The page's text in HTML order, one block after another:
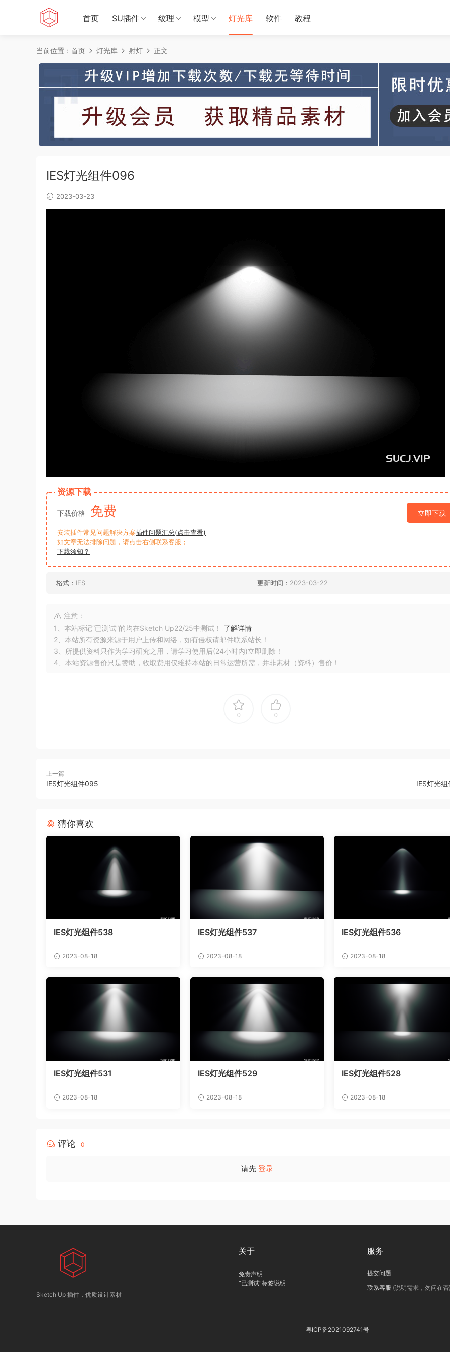
首页 SU插件 纹理 模型 灯光库 软件 教程
当前位置： 首页 灯光库 射灯 正文
IES灯光组件096
2023-03-23
资源下载
下载价格 免费 立即下载
安装插件常见问题解决方案插件问题汇总(点击查看)
如文章无法排除问题，请点击右侧联系客服；
下载须知？
格式： IES 更新时间： 2023-03-22
注意：
1、本站标记“已测试”的均在Sketch Up22/25中测试！ 了解详情
2、本站所有资源来源于用户上传和网络，如有侵权请邮件联系站长！
3、所提供资料只作为学习研究之用，请学习使用后(24小时内)立即删除！
4、本站资源售价只是赞助，收取费用仅维持本站的日常运营所需，并非素材（资料）售价！
0 0
上一篇
IES灯光组件095 IES灯光
猜你喜欢
IES灯光组件538
2023-08-18
IES灯光组件537
2023-08-18
IES灯光组件536
2023-08-18
IES灯光组件531
2023-08-18
IES灯光组件529
2023-08-18
IES灯光组件528
2023-08-18
评论 0
请先 登录
Sketch Up 插件，优质设计素材
关于
免责声明
“已测试”标签说明
服务
提交问题
联系客服 (说明需求，勿问在否)
粤ICP备2021092741号